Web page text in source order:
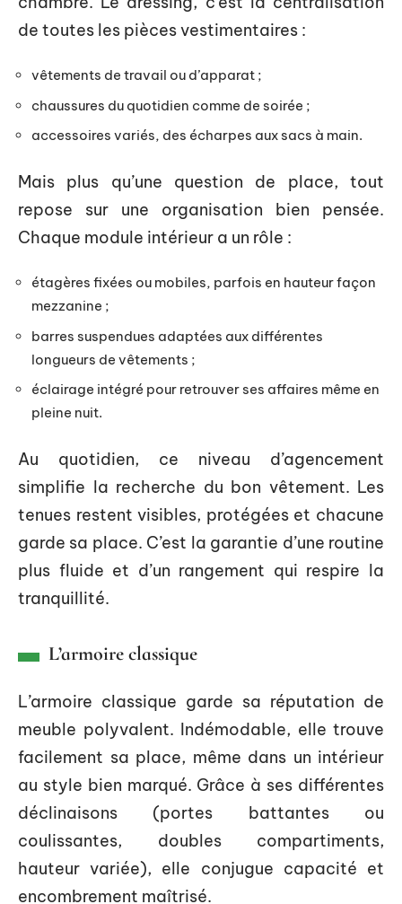
de toutes les pièces vestimentaires :
vêtements de travail ou d’apparat ;
chaussures du quotidien comme de soirée ;
accessoires variés, des écharpes aux sacs à main.
Mais plus qu’une question de place, tout
repose sur une organisation bien pensée.
Chaque module intérieur a un rôle :
étagères fixées ou mobiles, parfois en hauteur façon
mezzanine ;
barres suspendues adaptées aux différentes
longueurs de vêtements ;
éclairage intégré pour retrouver ses affaires même en
pleine nuit.
Au quotidien, ce niveau d’agencement
simplifie la recherche du bon vêtement. Les
tenues restent visibles, protégées et chacune
garde sa place. C’est la garantie d’une routine
plus fluide et d’un rangement qui respire la
tranquillité.
L’armoire classique
L’armoire classique garde sa réputation de
meuble polyvalent. Indémodable, elle trouve
facilement sa place, même dans un intérieur
au style bien marqué. Grâce à ses différentes
déclinaisons (portes battantes ou
coulissantes, doubles compartiments,
hauteur variée), elle conjugue capacité et
encombrement maîtrisé.